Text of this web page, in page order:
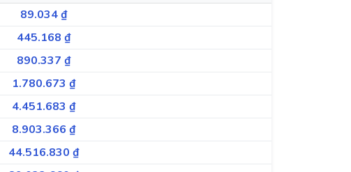
89.034 ₫
445.168 ₫
890.337 ₫
1.780.673 ₫
4.451.683 ₫
8.903.366 ₫
44.516.830 ₫